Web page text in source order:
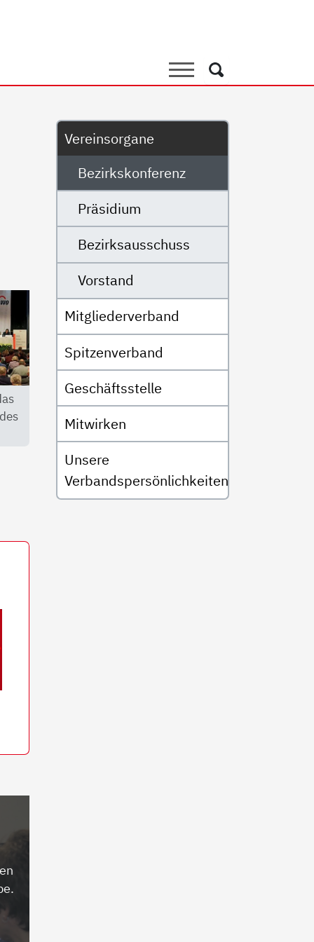
Suche
Suche
Untermenü
Vereinsorgane
Bezirkskonferenz
Präsidium
Bezirksausschuss
Vorstand
Mitgliederverband
Spitzenverband
Geschäftsstelle
Mitwirken
Unsere
Verbandspersönlichkeiten